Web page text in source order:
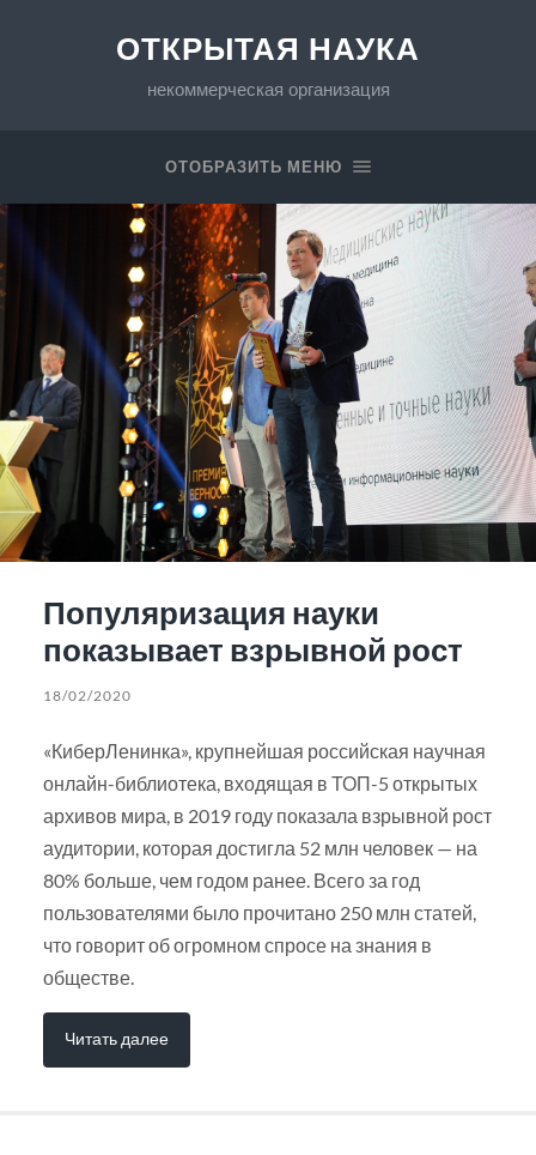
ОТКРЫТАЯ НАУКА
некоммерческая организация
ОТОБРАЗИТЬ МЕНЮ
Популяризация науки
показывает взрывной рост
18/02/2020
«КиберЛенинка», крупнейшая российская научная
онлайн-библиотека, входящая в ТОП-5 открытых
архивов мира, в 2019 году показала взрывной рост
аудитории, которая достигла 52 млн человек — на
80% больше, чем годом ранее. Всего за год
пользователями было прочитано 250 млн статей,
что говорит об огромном спросе на знания в
обществе.
Читать далее